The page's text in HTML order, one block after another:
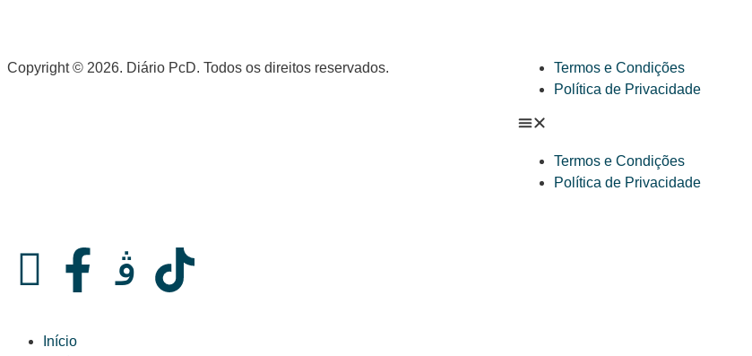
Copyright © 2026. Diário PcD. Todos os direitos reservados.
Termos e Condições
Política de Privacidade
Termos e Condições
Política de Privacidade
Início